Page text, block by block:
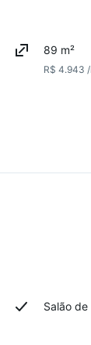
89 m²
R$ 4.943 /
Salão